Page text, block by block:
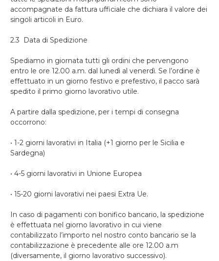
accompagnate da fattura ufficiale che dichiara il valore dei
singoli articoli in Euro.
2.3 Data di Spedizione
Spediamo in giornata tutti gli ordini che pervengono
entro le ore 12.00 a.m. dal lunedì al venerdì. Se l’ordine è
effettuato in un giorno festivo e prefestivo, il pacco sarà
spedito il primo giorno lavorativo utile.
A partire dalla spedizione, per i tempi di consegna
occorrono:
• 1-2 giorni lavorativi in Italia (+1 giorno per le Sicilia e
Sardegna)
• 4-5 giorni lavorativi in Unione Europea
• 15-20 giorni lavorativi nei paesi Extra Ue.
In caso di pagamenti con bonifico bancario, la spedizione
è effettuata nel giorno lavorativo in cui viene
contabilizzato l’importo nel nostro conto bancario se la
contabilizzazione è precedente alle ore 12.00 a.m
(diversamente, il giorno lavorativo successivo).